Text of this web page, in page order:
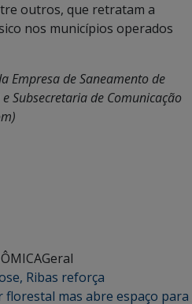
outros, que retratam a
nos municípios operados
Empresa de Saneamento de
Subsecretaria de Comunicação
Geral
Ribas reforça
mas abre espaço para